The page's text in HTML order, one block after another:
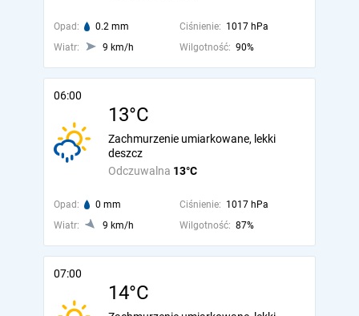
Opad: 0.2 mm Ciśnienie: 1017 hPa
Wiatr:
9 km/h Wilgotność: 90%
06:00
13°C
Odczuwalna 13°C
Zachmurzenie umiarkowane, lekki
deszcz
Opad: 0 mm Ciśnienie: 1017 hPa
Wiatr:
9 km/h Wilgotność: 87%
07:00
14°C